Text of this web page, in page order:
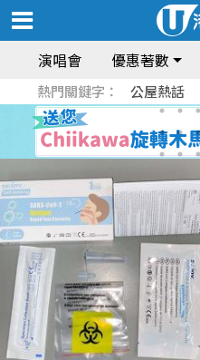
演唱會 優惠著數
熱門關鍵字： 公屋熱話